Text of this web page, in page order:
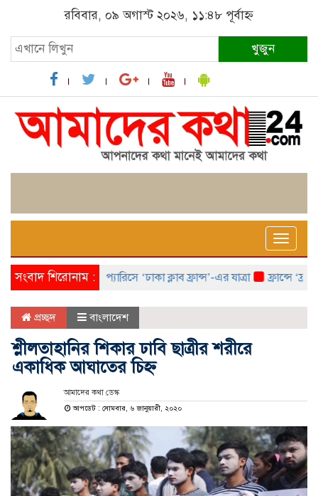
রবিবার, ০৯ অগাস্ট ২০২৬, ১১:৪৮ পূর্বাহ্ন
খুজুন
Toggle
সংবাদ শিরোনাম :প্যারিসে ‘ঢাকা ক্লাব ফ্রান্স’-এর যাত্রা ফ্রান্সে ‘ফ্রাঙ্কো
প্রচ্ছদ বাংলাদেশ
শ্লীলতাহানির শিকার ঢাবি ছাত্রীর শরীরে
একাধিক আঘাতের চিহ্ন
আমাদের কথা ডেস্ক
আপডেট : সোমবার, ৬ জানুয়ারী, ২০২০